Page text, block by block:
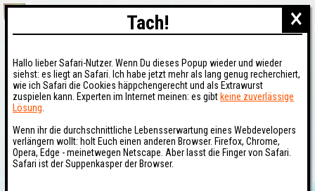
×
Tach!
Hallo lieber Safari-Nutzer. Wenn Du dieses Popup wieder und wieder
siehst: es liegt an Safari. Ich habe jetzt mehr als lang genug recherchiert,
wie ich Safari die Cookies häppchengerecht und als Extrawurst
zuspielen kann. Experten im Internet meinen: es gibt keine zuverlässige
Lösung
Wenn ihr die durchschnittliche Lebensserwartung eines Webdevelopers
verlängern wollt: holt Euch einen anderen Browser. Firefox, Chrome,
Opera, Edge - meinetwegen Netscape. Aber lasst die Finger von Safari.
Safari ist der Suppenkasper der Browser.